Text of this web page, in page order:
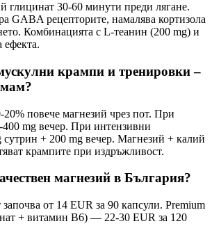
глицинат 30-60 минути преди лягане.
GABA рецепторите, намалява кортизола
Комбинацията с L-теанин (200 mg) и
ефекта.
крампи и тренировки –
повече магнезий чрез пот. При
mg вечер. При интензивни
сутрин + 200 mg вечер. Магнезий + калий
крампите при издръжливост.
магнезий в България?
от 14 EUR за 90 капсули. Premium
+ витамин B6) — 22-30 EUR за 120